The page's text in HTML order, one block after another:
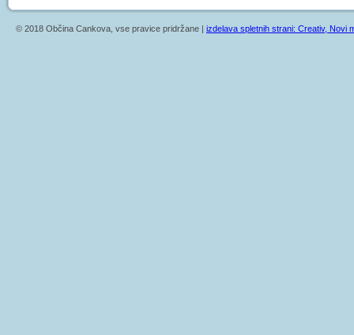
© 2018 Občina Cankova, vse pravice pridržane | izdelava spletnih strani: Creativ, Novi